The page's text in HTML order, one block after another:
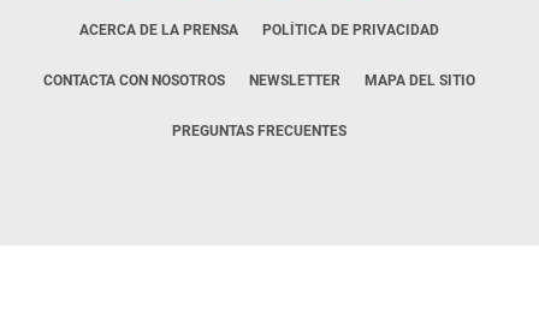
ACERCA DE LA PRENSA POLÍTICA DE PRIVACIDAD
CONTACTA CON NOSOTROS NEWSLETTER MAPA DEL SITIO
PREGUNTAS FRECUENTES